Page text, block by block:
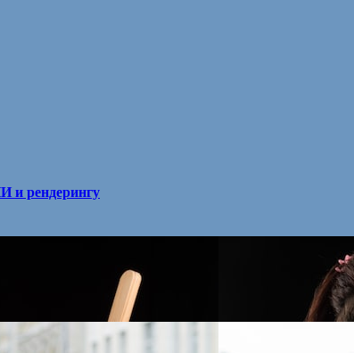
и рендерингу